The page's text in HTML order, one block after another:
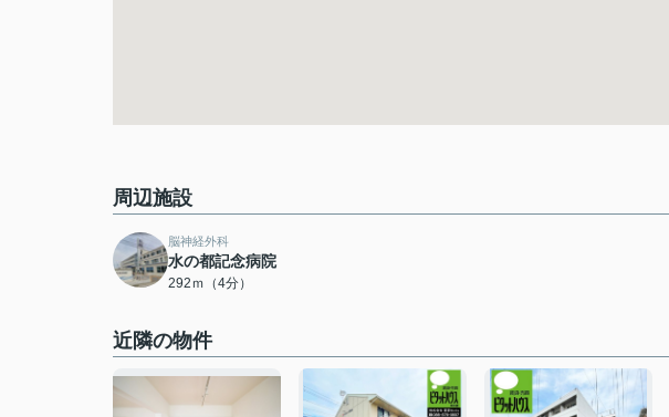
周辺施設
脳神経外科
水の都記念病院
292ｍ（4分）
近隣の物件